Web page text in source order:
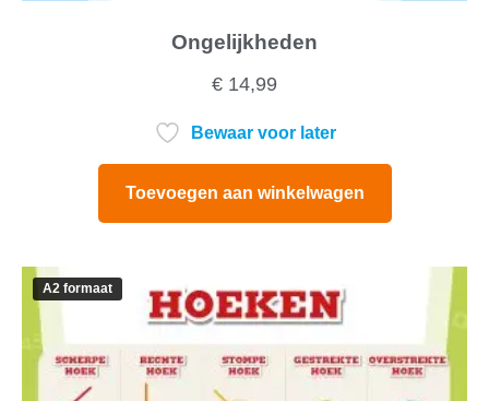
Ongelijkheden
€ 14,99
Bewaar voor later
Toevoegen aan winkelwagen
A2 formaat